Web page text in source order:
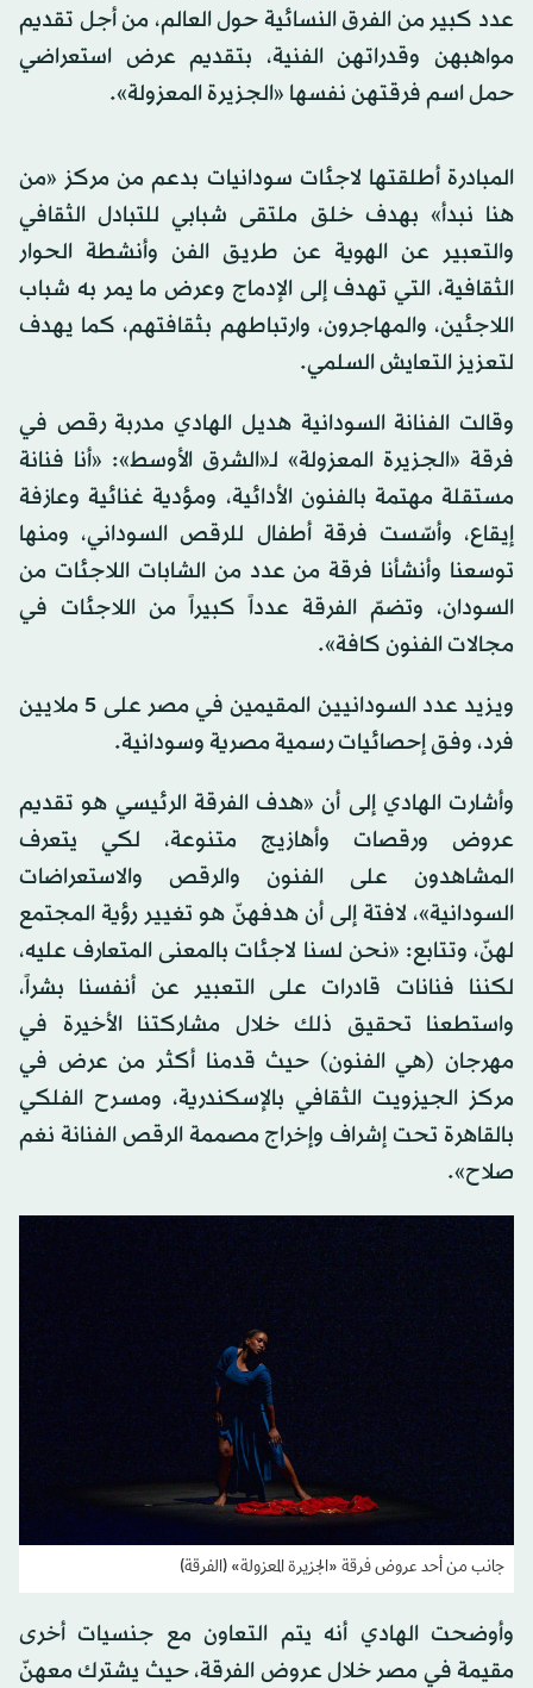
عدد كبير من الفرق النسائية حول العالم، من أجل تقديم
مواهبهن وقدراتهن الفنية، بتقديم عرض استعراضي
حمل اسم فرقتهن نفسها «الجزيرة المعزولة».
المبادرة أطلقتها لاجئات سودانيات بدعم من مركز «من
هنا نبدأ» بهدف خلق ملتقى شبابي للتبادل الثقافي
والتعبير عن الهوية عن طريق الفن وأنشطة الحوار
الثقافية، التي تهدف إلى الإدماج وعرض ما يمر به شباب
اللاجئين، والمهاجرون، وارتباطهم بثقافتهم، كما يهدف
لتعزيز التعايش السلمي.
وقالت الفنانة السودانية هديل الهادي مدربة رقص في
فرقة «الجزيرة المعزولة» لـ«الشرق الأوسط»: «أنا فنانة
مستقلة مهتمة بالفنون الأدائية، ومؤدية غنائية وعازفة
إيقاع، وأسّست فرقة أطفال للرقص السوداني، ومنها
توسعنا وأنشأنا فرقة من عدد من الشابات اللاجئات من
السودان، وتضمّ الفرقة عدداً كبيراً من اللاجئات في
مجالات الفنون كافة».
ويزيد عدد السودانيين المقيمين في مصر على 5 ملايين
فرد، وفق إحصائيات رسمية مصرية وسودانية.
وأشارت الهادي إلى أن «هدف الفرقة الرئيسي هو تقديم
عروض ورقصات وأهازيج متنوعة، لكي يتعرف
المشاهدون على الفنون والرقص والاستعراضات
السودانية»، لافتة إلى أن هدفهنّ هو تغيير رؤية المجتمع
لهنّ، وتتابع: «نحن لسنا لاجئات بالمعنى المتعارف عليه،
لكننا فنانات قادرات على التعبير عن أنفسنا بشراً،
واستطعنا تحقيق ذلك خلال مشاركتنا الأخيرة في
مهرجان (هي الفنون) حيث قدمنا أكثر من عرض في
مركز الجيزويت الثقافي بالإسكندرية، ومسرح الفلكي
بالقاهرة تحت إشراف وإخراج مصممة الرقص الفنانة نغم
صلاح».
جانب من أحد عروض فرقة «الجزيرة المعزولة» (الفرقة)
وأوضحت الهادي أنه يتم التعاون مع جنسيات أخرى
مقيمة في مصر خلال عروض الفرقة، حيث يشترك معهنّ